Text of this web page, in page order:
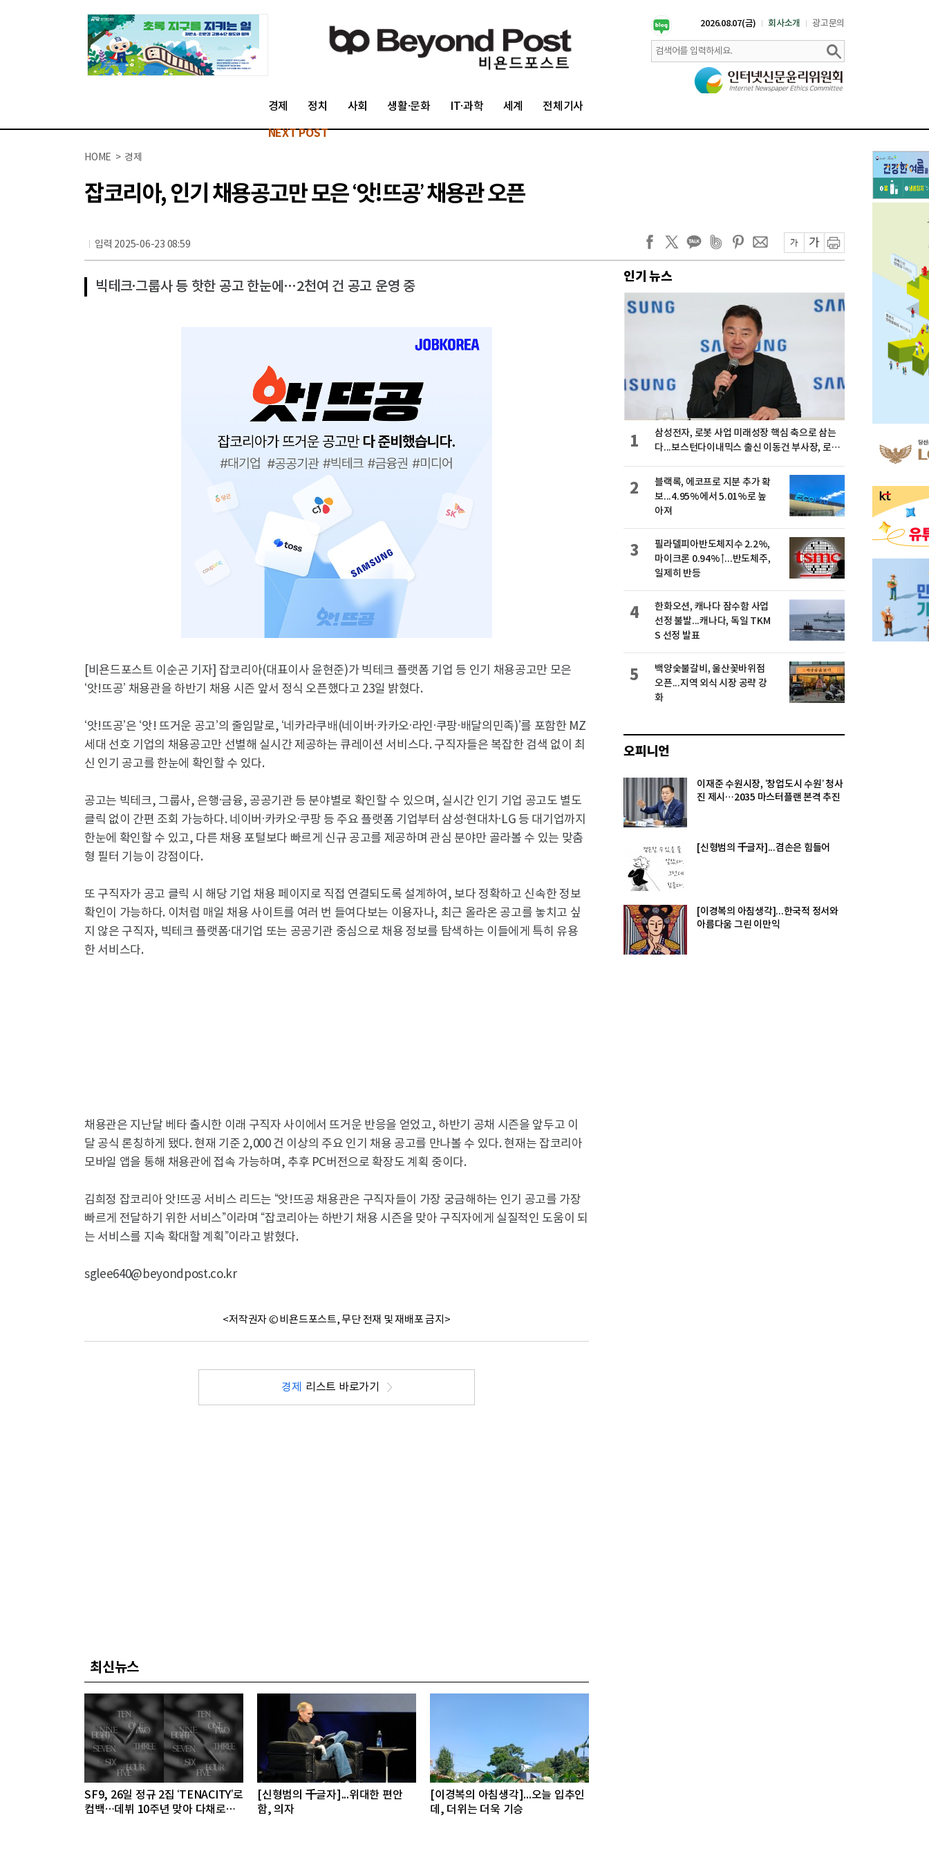
2026.08.07(금) 회사소개 광고문의
경제 정치 사회 생활·문화 IT·과학 세계 전체기사
NEXT POST
HOME > 경제
잡코리아, 인기 채용공고만 모은 ‘앗!뜨공’ 채용관 오픈
입력 2025-06-23 08:59
빅테크·그룹사 등 핫한 공고 한눈에…2천여 건 공고 운영 중
[비욘드포스트 이순곤 기자] 잡코리아(대표이사 윤현준)가 빅테크 플랫폼 기업 등 인기 채용공고만 모은
‘앗!뜨공’ 채용관을 하반기 채용 시즌 앞서 정식 오픈했다고 23일 밝혔다.
‘앗!뜨공’은 ‘앗! 뜨거운 공고’의 줄임말로, ‘네카라쿠배(네이버·카카오·라인·쿠팡·배달의민족)’를 포함한 MZ
세대 선호 기업의 채용공고만 선별해 실시간 제공하는 큐레이션 서비스다. 구직자들은 복잡한 검색 없이 최
신 인기 공고를 한눈에 확인할 수 있다.
공고는 빅테크, 그룹사, 은행·금융, 공공기관 등 분야별로 확인할 수 있으며, 실시간 인기 기업 공고도 별도
클릭 없이 간편 조회 가능하다. 네이버·카카오·쿠팡 등 주요 플랫폼 기업부터 삼성·현대차·LG 등 대기업까지
한눈에 확인할 수 있고, 다른 채용 포털보다 빠르게 신규 공고를 제공하며 관심 분야만 골라볼 수 있는 맞춤
형 필터 기능이 강점이다.
또 구직자가 공고 클릭 시 해당 기업 채용 페이지로 직접 연결되도록 설계하여, 보다 정확하고 신속한 정보
확인이 가능하다. 이처럼 매일 채용 사이트를 여러 번 들여다보는 이용자나, 최근 올라온 공고를 놓치고 싶
지 않은 구직자, 빅테크 플랫폼·대기업 또는 공공기관 중심으로 채용 정보를 탐색하는 이들에게 특히 유용
한 서비스다.
채용관은 지난달 베타 출시한 이래 구직자 사이에서 뜨거운 반응을 얻었고, 하반기 공채 시즌을 앞두고 이
달 공식 론칭하게 됐다. 현재 기준 2,000 건 이상의 주요 인기 채용 공고를 만나볼 수 있다. 현재는 잡코리아
모바일 앱을 통해 채용관에 접속 가능하며, 추후 PC버전으로 확장도 계획 중이다.
김희정 잡코리아 앗!뜨공 서비스 리드는 “앗!뜨공 채용관은 구직자들이 가장 궁금해하는 인기 공고를 가장
빠르게 전달하기 위한 서비스”이라며 “잡코리아는 하반기 채용 시즌을 맞아 구직자에게 실질적인 도움이 되
는 서비스를 지속 확대할 계획”이라고 밝혔다.
sglee640@beyondpost.co.kr
<저작권자 © 비욘드포스트, 무단 전재 및 재배포 금지>
경제 리스트 바로가기
최신뉴스
SF9, 26일 정규 2집 ‘TENACITY’로
컴백…데뷔 10주년 맞아 다채로운
[신형범의 千글자]...위대한 편안
함, 의자
[이경복의 아침생각]...오늘 입추인
데, 더위는 더욱 기승
인기 뉴스
삼성전자, 로봇 사업 미래성장 핵심 축으로 삼는
다...보스턴다이내믹스 출신 이동건 부사장, 로보
1
블랙록, 에코프로 지분 추가 확
보...4.95%에서 5.01%로 높
아져
2
필라델피아반도체지수 2.2%,
마이크론 0.94%↑...반도체주,
일제히 반등
3
한화오션, 캐나다 잠수함 사업
선정 불발...캐나다, 독일 TKM
S 선정 발표
4
백양숯불갈비, 울산꽃바위점
오픈...지역 외식 시장 공략 강
화
5
오피니언
이재준 수원시장, ‘창업도시 수원’ 청사
진 제시…2035 마스터플랜 본격 추진
[신형범의 千글자]...겸손은 힘들어
[이경복의 아침생각]...한국적 정서와
아름다움 그린 이만익